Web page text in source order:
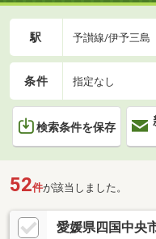
駅 予讃線/伊予三島
条件 指定なし
検索条件を保存
52件が該当しました。
愛媛県四国中央